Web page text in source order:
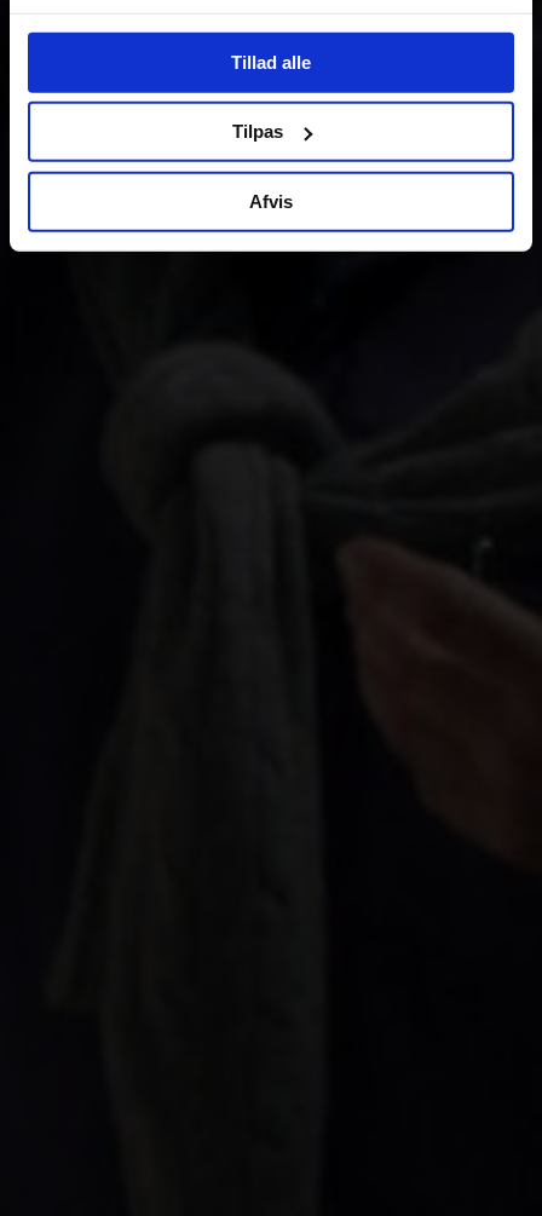
Tillad alle
Tilpas
Afvis